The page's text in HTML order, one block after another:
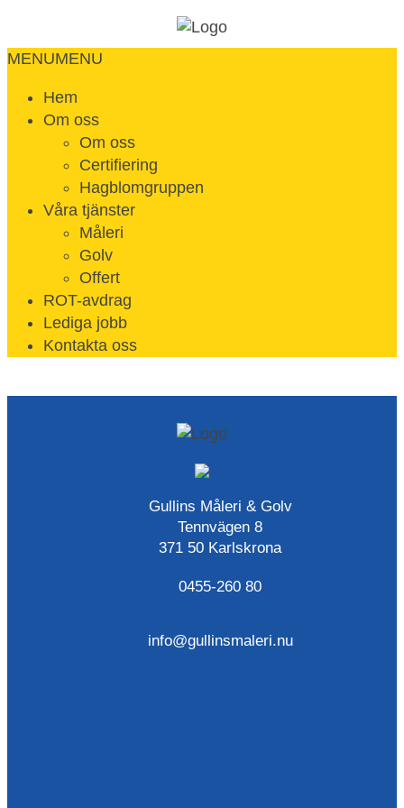
MENUMENU
Hem
Om oss
Om oss
Certifiering
Hagblomgruppen
Våra tjänster
Måleri
Golv
Offert
ROT-avdrag
Lediga jobb
Kontakta oss
Gullins Måleri & Golv
Tennvägen 8
371 50 Karlskrona
0455-260 80
info@gullinsmaleri.nu